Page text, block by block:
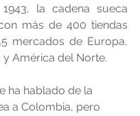
más de 400 tiendas
mercados de Europa,
y América del Norte.
ha hablado de la
a Colombia, pero